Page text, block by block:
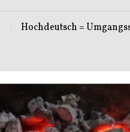
Hochdeutsch =